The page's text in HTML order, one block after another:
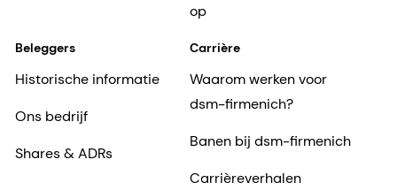
op
Beleggers
Historische informatie
Ons bedrijf
Shares & ADRs
Carrière
Waarom werken voor
dsm-firmenich?
Banen bij dsm-firmenich
Carrièreverhalen